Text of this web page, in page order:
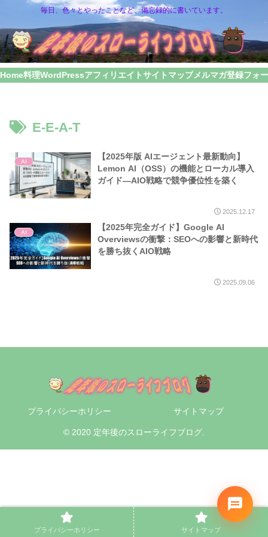
毎日、色々とやったことなど、備忘録的に書いています。
Home料理WordPressアフィリエイトサイトマップメルマガ登録フォ
E-E-A-T
AI
【2025年版 AIエージェント最新動向】
Lemon AI（OSS）の機能とローカル導入
ガイド—AIO戦略で競争優位性を築く
2025.12.17
AI
【2025年完全ガイド】Google AI
Overviewsの衝撃：SEOへの影響と新時代
を勝ち抜くAIO戦略
2025.09.06
プライバシーホリシー サイトマップ
© 2020 定年後のスローライフブログ.
プライバシーホリシー サイトマップ